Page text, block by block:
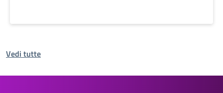
Vedi tutte